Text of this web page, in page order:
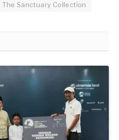
The Sanctuary Collection